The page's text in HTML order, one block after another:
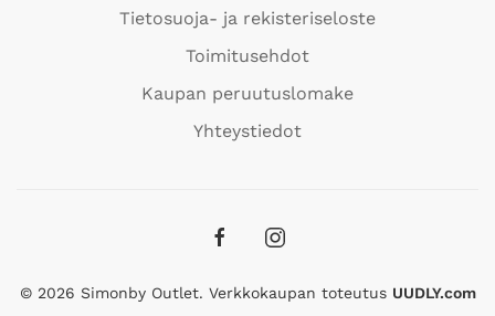
Tietosuoja- ja rekisteriseloste
Toimitusehdot
Kaupan peruutuslomake
Yhteystiedot
© 2026 Simonby Outlet. Verkkokaupan toteutus UUDLY.com